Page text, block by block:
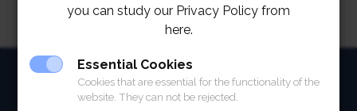
HOME
you can study our Privacy Policy from
here.
Essential Cookies
Cookies that are essential for the functionality of the
website. They can not be rejected.